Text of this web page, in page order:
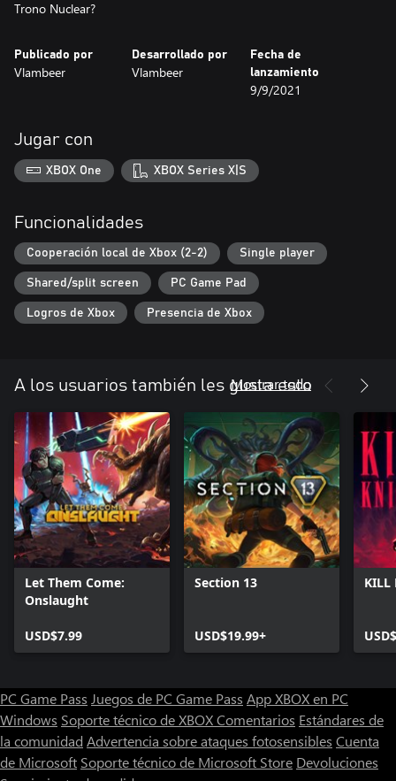
Publicado por
Vlambeer
Desarrollado por
Vlambeer
Fecha de
lanzamiento
9/9/2021
Jugar con
XBOX One XBOX Series X|S
Funcionalidades
Cooperación local de Xbox (2-2) Single player
Shared/split screen PC Game Pad
Logros de Xbox Presencia de Xbox
A los usuarios también les gusta esto
Mostrar todo
Let Them Come:
Onslaught
USD$7.99
Section 13
USD$19.99+
KILL
PC Game Pass Juegos de PC Game Pass App XBOX en PC
Windows Soporte técnico de XBOXComentarios Estándares de
la comunidad Advertencia sobre ataques fotosensibles Cuenta
de Microsoft Soporte técnico de Microsoft Store Devoluciones